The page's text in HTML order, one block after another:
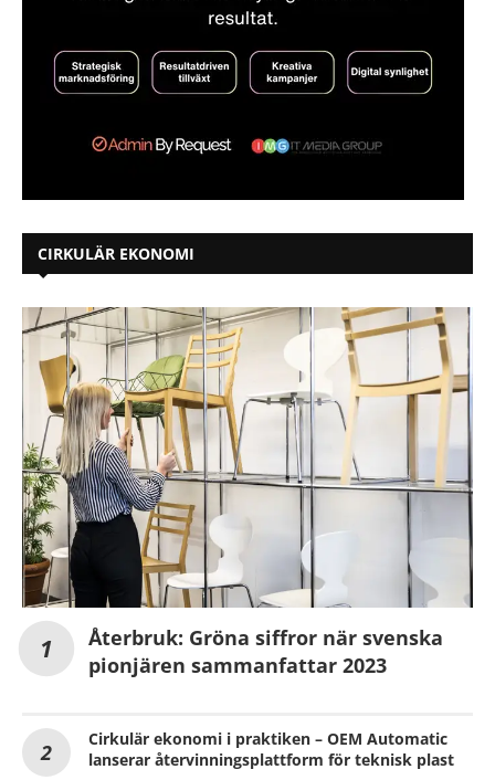
CIRKULÄR EKONOMI
Återbruk: Gröna siffror när svenska
pionjären sammanfattar 2023
Cirkulär ekonomi i praktiken – OEM Automatic
lanserar återvinningsplattform för teknisk plast